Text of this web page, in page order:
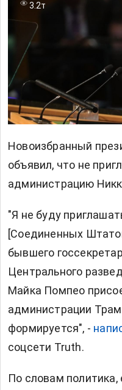
3.2т
Новоизбранный
объявил, что не
администрацию
"Я не буду
[Соединенных
бывшего
Центрального
Майка Помпео
администрации
формируется", -
соцсети Truth.
По словам политика,